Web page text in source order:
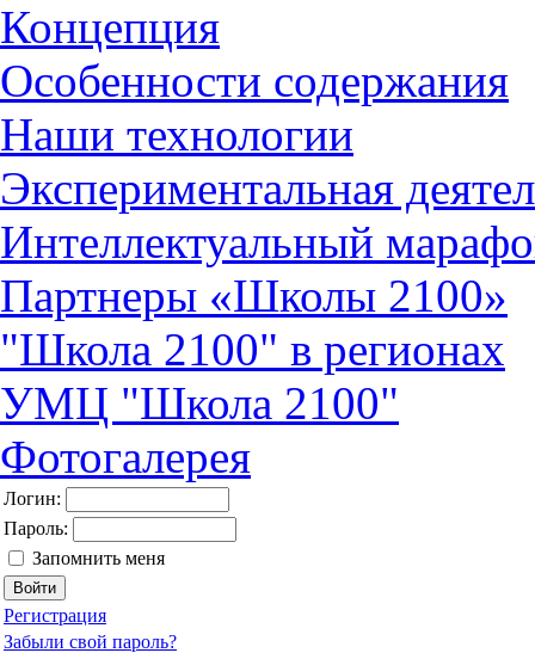
Концепция
Особенности содержания
Наши технологии
Экспериментальная
Интеллектуальный
Партнеры «Школы 2100»
"Школа 2100" в регионах
УМЦ "Школа 2100"
Фотогалерея
Логин:
Пароль:
Запомнить меня
Регистрация
Забыли свой пароль?